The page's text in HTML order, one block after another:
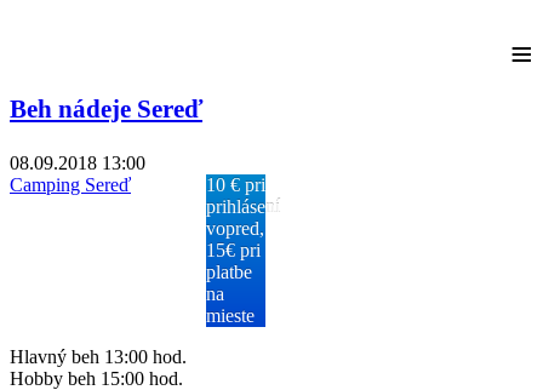
≡
Beh nádeje Sereď
08.09.2018 13:00
Camping Sereď
10 € pri
prihlásení
vopred,
15€ pri
platbe
na
mieste
Hlavný beh 13:00 hod.
Hobby beh 15:00 hod.